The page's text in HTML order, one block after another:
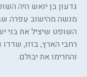
גדעון בן יואש היה
מנשה מהישוב עפרה
השופט שיציל את בני
רחבי הארץ, בזזו, שדדו
והחרימו את יבולם.